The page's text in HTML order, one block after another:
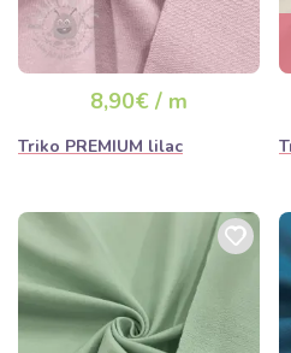
8,90€ / m
Triko PREMIUM lilac